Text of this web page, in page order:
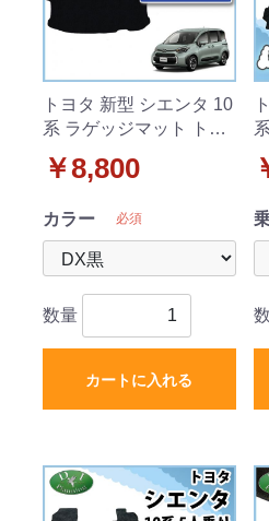
トヨタ 新型 シエンタ 10
系 ラゲッジマット トラ
DXシリーズ
￥8,800
カラー 必須
数量
カートに入れる